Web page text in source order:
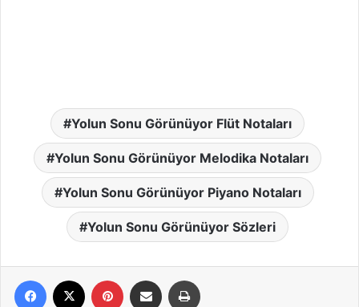
Yolun Sonu Görünüyor Flüt Notaları
Yolun Sonu Görünüyor Melodika Notaları
Yolun Sonu Görünüyor Piyano Notaları
Yolun Sonu Görünüyor Sözleri
Facebook Pinterest E-Posta ile paylaş